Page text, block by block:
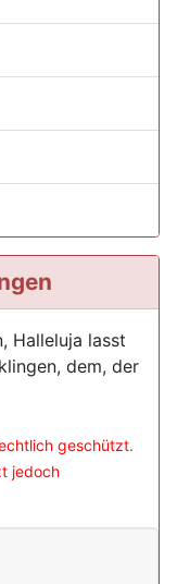
Halleluja lasst
dem, der
geschützt.
jedoch